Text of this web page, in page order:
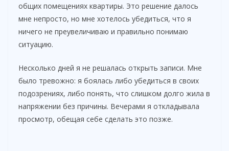
общих помещениях квартиры. Это решение далось
мне непросто, но мне хотелось убедиться, что я
ничего не преувеличиваю и правильно понимаю
ситуацию.
Несколько дней я не решалась открыть записи. Мне
было тревожно: я боялась либо убедиться в своих
подозрениях, либо понять, что слишком долго жила в
напряжении без причины. Вечерами я откладывала
просмотр, обещая себе сделать это позже.